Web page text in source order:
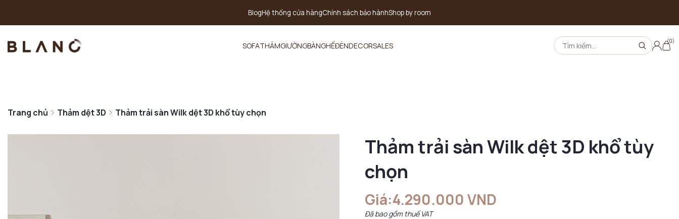
BlogHệ thống cửa hàngChính sách bảo hànhShop by room
SOFATHẢMGIƯỜNGBÀNGHẾĐÈNDECORSALES (0)
Trang chủ Thảm dệt 3D Thảm trải sàn Wilk dệt 3D khổ tùy chọn
Thảm trải sàn Wilk dệt 3D khổ tùy
chọn
Giá:4.290.000 VND
Đã bao gồm thuế VAT